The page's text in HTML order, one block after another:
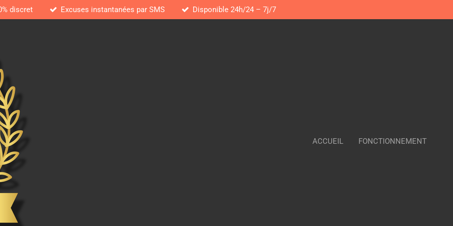
discret Excuses instantanées par SMS Disponible 24h/24 – 7j/7
ACCUEIL FONCTIONNEMENT